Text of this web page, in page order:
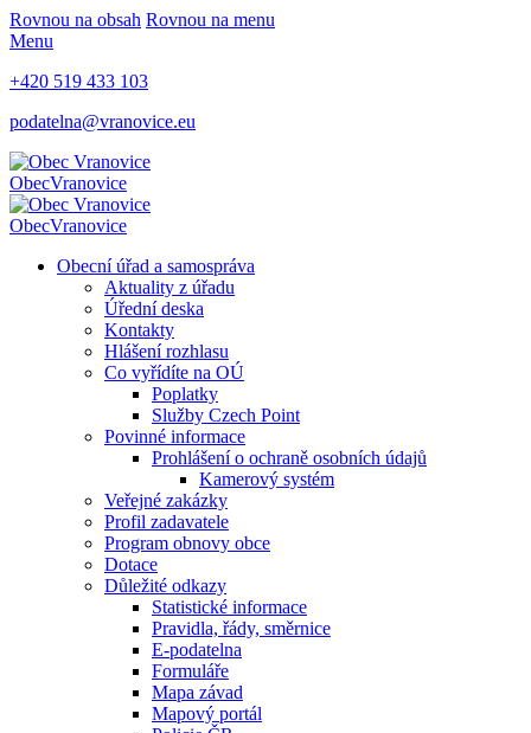
Rovnou na obsah Rovnou na menu
Menu
+420 519 433 103
podatelna@vranovice.eu
ObecVranovice
ObecVranovice
Obecní úřad a samospráva
Aktuality z úřadu
Úřední deska
Kontakty
Hlášení rozhlasu
Co vyřídíte na OÚ
Poplatky
Služby Czech Point
Povinné informace
Prohlášení o ochraně osobních údajů
Kamerový systém
Veřejné zakázky
Profil zadavatele
Program obnovy obce
Dotace
Důležité odkazy
Statistické informace
Pravidla, řády, směrnice
E-podatelna
Formuláře
Mapa závad
Mapový portál